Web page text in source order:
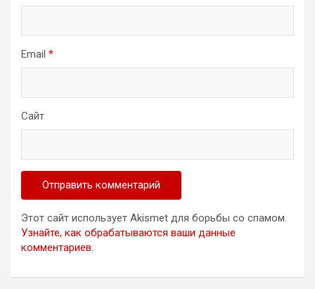
Email *
Сайт
Этот сайт использует Akismet для борьбы со спамом.
Узнайте, как обрабатываются ваши данные
комментариев.